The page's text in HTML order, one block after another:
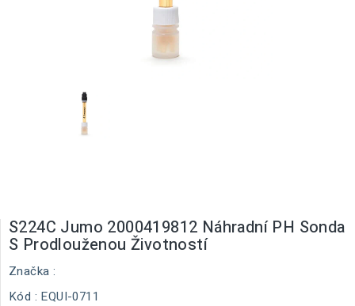
S224C Jumo 2000419812 Náhradní PH Sonda
S Prodlouženou Životností
Značka :
Kód : EQUI-0711